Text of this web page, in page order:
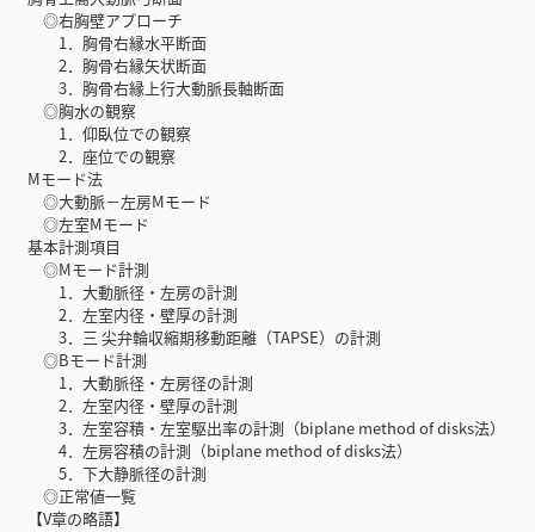
◎右胸壁アプローチ
1．胸骨右縁水平断面
2．胸骨右縁矢状断面
3．胸骨右縁上行大動脈長軸断面
◎胸水の観察
1．仰臥位での観察
2．座位での観察
Mモード法
◎大動脈－左房Mモード
◎左室Mモード
基本計測項目
◎Mモード計測
1．大動脈径・左房の計測
2．左室内径・壁厚の計測
3．三 尖弁輪収縮期移動距離（TAPSE）の計測
◎Bモード計測
1．大動脈径・左房径の計測
2．左室内径・壁厚の計測
3．左室容積・左室駆出率の計測（biplane method of disks法）
4．左房容積の計測（biplane method of disks法）
5．下大静脈径の計測
◎正常値一覧
【V章の略語】